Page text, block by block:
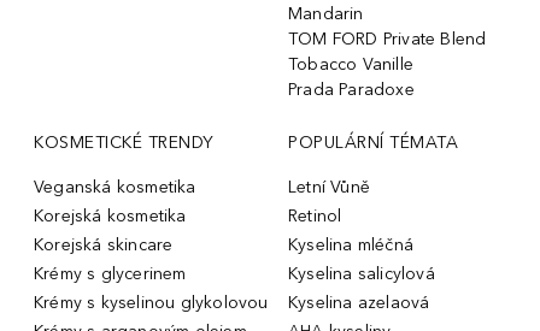
Mandarin
TOM FORD Private Blend
Tobacco Vanille
Prada Paradoxe
KOSMETICKÉ TRENDY
Veganská kosmetika
Korejská kosmetika
Korejská skincare
Krémy s glycerinem
Krémy s kyselinou glykolovou
POPULÁRNÍ TÉMATA
Letní Vůně
Retinol
Kyselina mléčná
Kyselina salicylová
Kyselina azelaová